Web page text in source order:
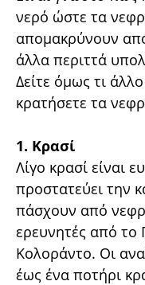
νερό ώστε τα
απομακρύνουν
άλλα περιττά
Δείτε όμως τι
κρατήσετε τα
1. Κρασί
Λίγο κρασί είναι
προστατεύει την
πάσχουν από
ερευνητές από το
Κολοράντο. Οι
έως ένα ποτήρι